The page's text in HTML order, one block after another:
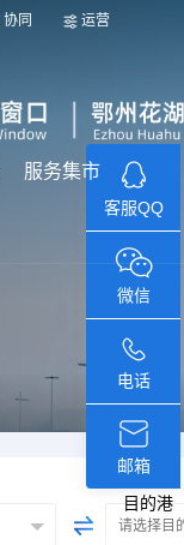
客服QQ
微信
电话
邮箱
协同 运营
服务集市
目的港